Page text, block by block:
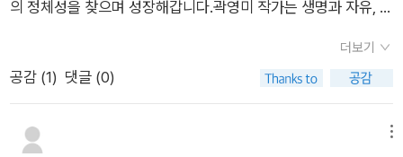
의 정체성을 찾으며 성장해갑니다.곽영미 작가는 생명과 자유, 그
들에게 깊은 메시지를 전달해온 작가입니다. 이번 작품 '들개
왕'은 제1회 책읽는곰 어린이책 공모전 장편 동화 부문 대상작으
삽화의 세계로 이끕니다.작가는 들개의 시선을 빌려 주체적인 삶
더보기
공감 (1) 댓글 (0)